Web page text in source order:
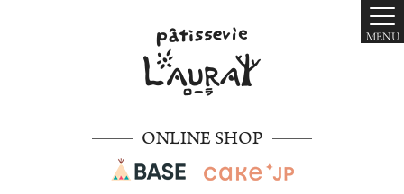
ONLINE SHOP
MENU